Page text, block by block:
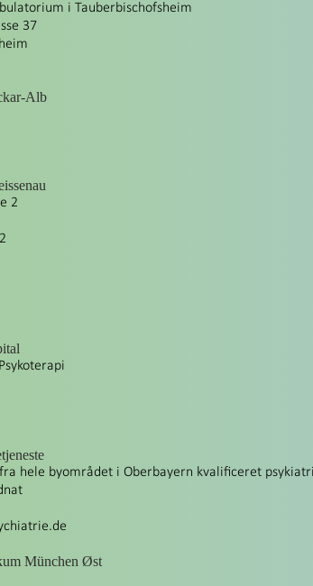
i Tauberbischofsheim
37
Alb
2
hele byområdet i Oberbayern kvalificeret
München Øst